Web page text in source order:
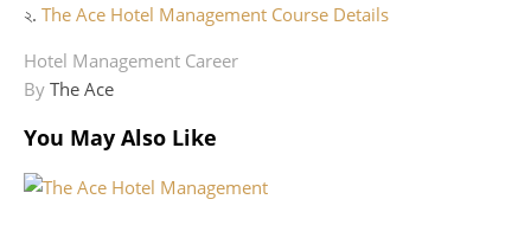
২. The Ace Hotel Management Course Details
Hotel Management Career
By The Ace
You May Also Like